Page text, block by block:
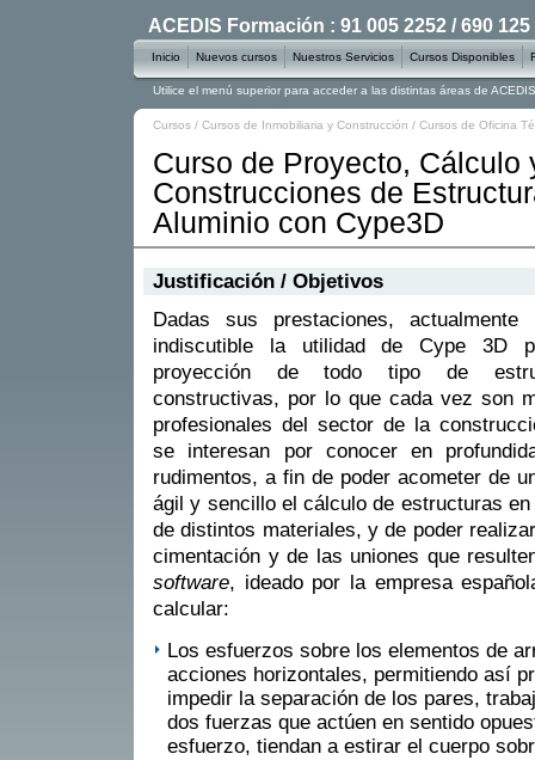
Cursos / Cursos de Inmobiliaria y Construcción / Cursos de Oficina
Curso de Proyecto, Cálculo
Construcciones de
Aluminio con Cype3D
Justificación / Objetivos
Dadas sus prestaciones, actualmente
indiscutible la utilidad de Cype 3D
proyección de todo tipo de
constructivas, por lo que cada vez son
profesionales del sector de la
se interesan por conocer en
rudimentos, a fin de poder acometer de
ágil y sencillo el cálculo de estructuras
de distintos materiales, y de poder
cimentación y de las uniones que
software, ideado por la empresa
calcular:
Los esfuerzos sobre los elementos de
acciones horizontales, permitiendo así
impedir la separación de los pares,
dos fuerzas que actúen en sentido
esfuerzo, tiendan a estirar el cuerpo
ACEDIS Formación : 91 005 2252 / 690 125
Inicio Nuevos cursos Nuestros Servicios Cursos Disponibles
Utilice el menú superior para acceder a las distintas áreas de